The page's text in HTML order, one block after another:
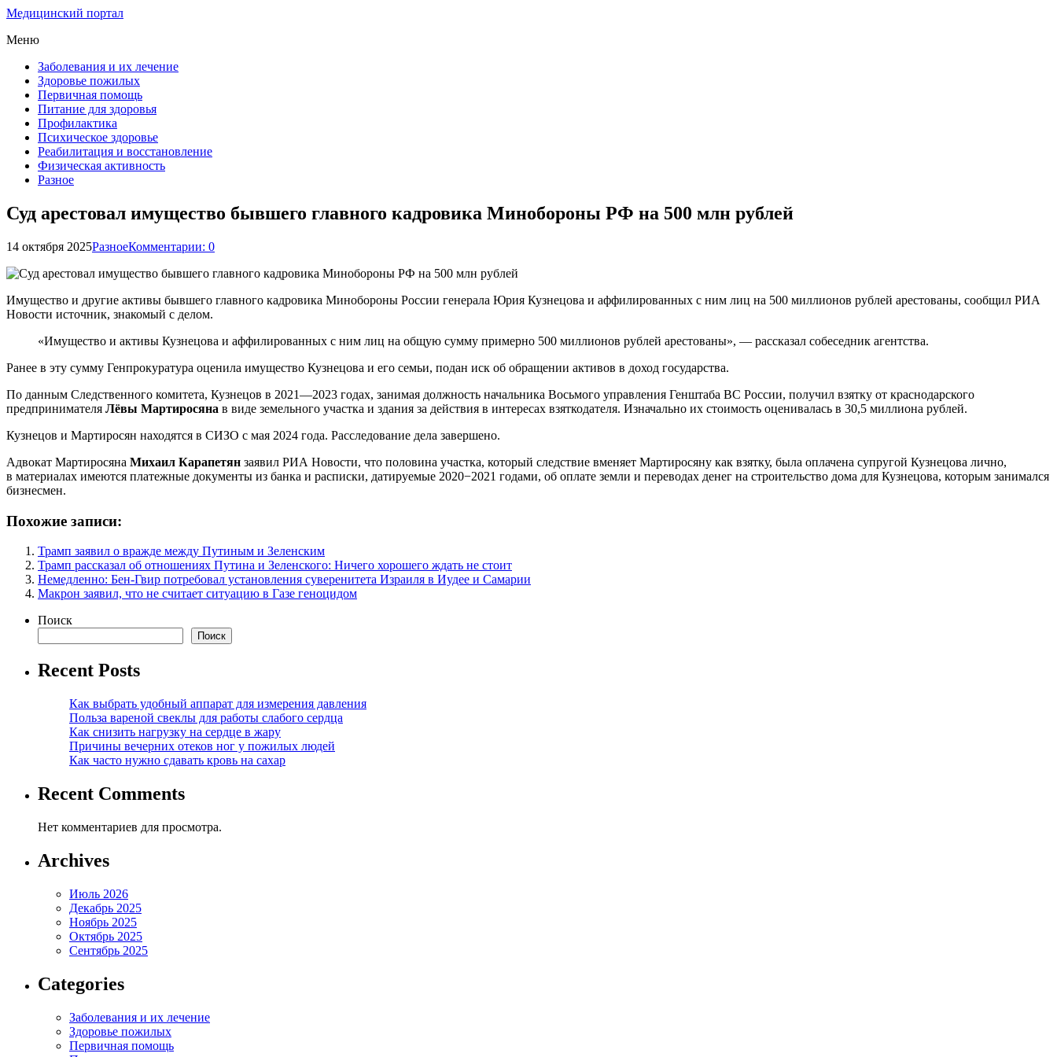
Медицинский портал
Меню
Заболевания и их лечение
Здоровье пожилых
Первичная помощь
Питание для здоровья
Профилактика
Психическое здоровье
Реабилитация и восстановление
Физическая активность
Разное
Суд арестовал имущество бывшего главного кадровика Минобороны РФ на 500 млн рублей
14 октября 2025РазноеКомментарии: 0
Имущество и другие активы бывшего главного кадровика Минобороны России генерала Юрия Кузнецова и аффилированных с ним лиц на 500 миллионов рублей арестованы, сообщил РИА
Новости источник, знакомый с делом.
«Имущество и активы Кузнецова и аффилированных с ним лиц на общую сумму примерно 500 миллионов рублей арестованы», — рассказал собеседник агентства.
Ранее в эту сумму Генпрокуратура оценила имущество Кузнецова и его семьи, подан иск об обращении активов в доход государства.
По данным Следственного комитета, Кузнецов в 2021—2023 годах, занимая должность начальника Восьмого управления Генштаба ВС России, получил взятку от краснодарского
предпринимателя Лёвы Мартиросяна в виде земельного участка и здания за действия в интересах взяткодателя. Изначально их стоимость оценивалась в 30,5 миллиона рублей.
Кузнецов и Мартиросян находятся в СИЗО с мая 2024 года. Расследование дела завершено.
Адвокат Мартиросяна Михаил Карапетян заявил РИА Новости, что половина участка, который следствие вменяет Мартиросяну как взятку, была оплачена супругой Кузнецова лично,
в материалах имеются платежные документы из банка и расписки, датируемые 2020−2021 годами, об оплате земли и переводах денег на строительство дома для Кузнецова, которым занимался
бизнесмен.
Похожие записи:
Трамп заявил о вражде между Путиным и Зеленским
Трамп рассказал об отношениях Путина и Зеленского: Ничего хорошего ждать не стоит
Немедленно: Бен-Гвир потребовал установления суверенитета Израиля в Иудее и Самарии
Макрон заявил, что не считает ситуацию в Газе геноцидом
Поиск
Поиск
Recent Posts
Как выбрать удобный аппарат для измерения давления
Польза вареной свеклы для работы слабого сердца
Как снизить нагрузку на сердце в жару
Причины вечерних отеков ног у пожилых людей
Как часто нужно сдавать кровь на сахар
Recent Comments
Нет комментариев для просмотра.
Archives
Июль 2026
Декабрь 2025
Ноябрь 2025
Октябрь 2025
Сентябрь 2025
Categories
Заболевания и их лечение
Здоровье пожилых
Первичная помощь